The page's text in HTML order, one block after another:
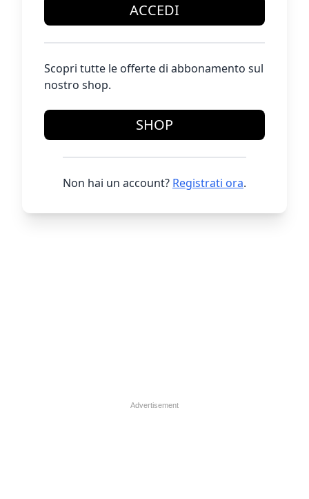
ACCEDI
Scopri tutte le offerte di abbonamento sul
nostro shop.
SHOP
Non hai un account? Registrati ora.